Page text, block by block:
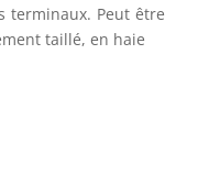
terminaux. Peut être
taillé, en haie